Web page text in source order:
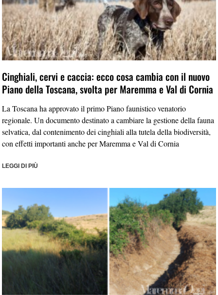
Cinghiali, cervi e caccia: ecco cosa cambia con il nuovo
Piano della Toscana, svolta per Maremma e Val di Cornia
La Toscana ha approvato il primo Piano faunistico venatorio
regionale. Un documento destinato a cambiare la gestione della fauna
selvatica, dal contenimento dei cinghiali alla tutela della biodiversità,
con effetti importanti anche per Maremma e Val di Cornia
LEGGI DI PIÙ